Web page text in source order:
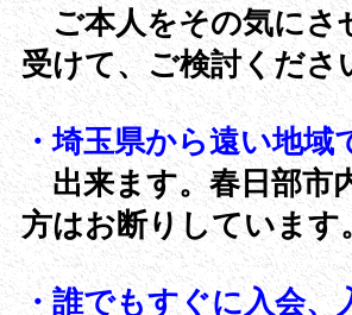
ご本人をその気にさ
受けて、ご検討くださ
・埼玉県から遠い地
出来ます。春日部市
方はお断りしています
・誰でもすぐに入会